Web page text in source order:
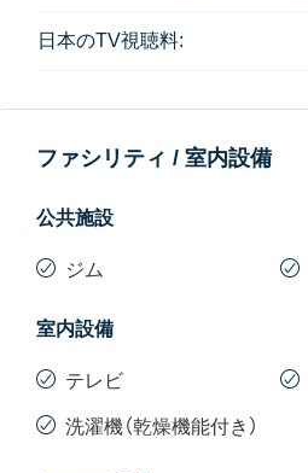
日本のTV視聴料:
ファシリティ / 室内設備
公共施設
ジム
室内設備
テレビ
洗濯機（乾燥機能付き）